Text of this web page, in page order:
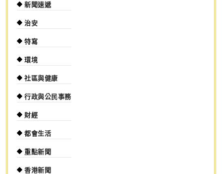
新聞速遞
治安
特寫
環境
社區與健康
行政與公民事務
財經
都會生活
重點新聞
香港新聞